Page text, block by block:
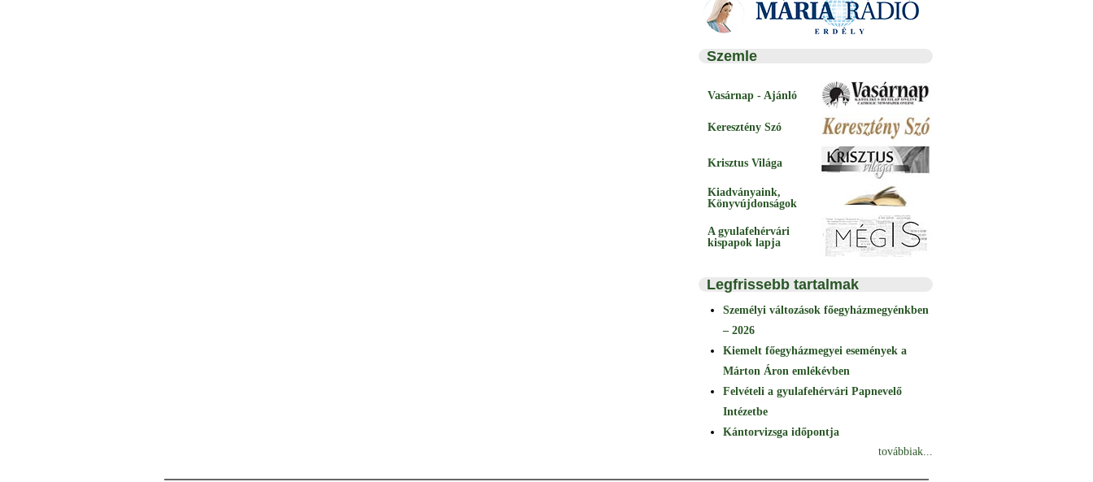
Szemle
Vasárnap - Ajánló
Keresztény Szó
Krisztus Világa
Kiadványaink,
Könyvújdonságok
A gyulafehérvári
kispapok lapja
Legfrissebb tartalmak
Személyi változások főegyházmegyénkben
– 2026
Kiemelt főegyházmegyei események a
Márton Áron emlékévben
Felvételi a gyulafehérvári Papnevelő
Intézetbe
Kántorvizsga időpontja
továbbiak...